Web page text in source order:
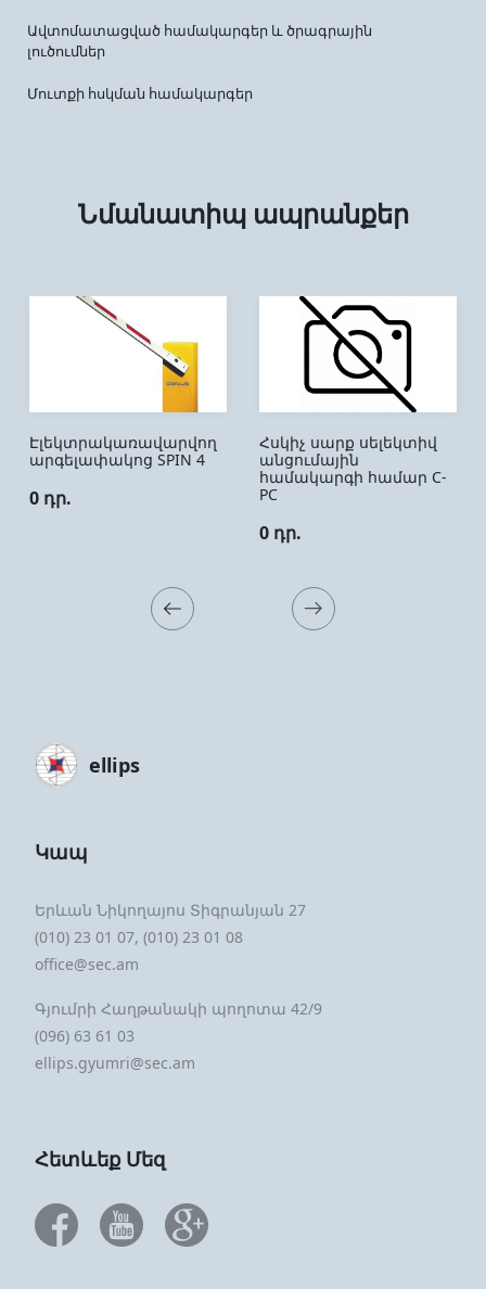
Ավտոմատացված համակարգեր և ծրագրային
լուծումներ
Մուտքի հսկման համակարգեր
Նմանատիպ ապրանքեր
Էլեկտրակառավարվող
արգելափակոց SPIN 4
0 դր.
Հսկիչ սարք սելեկտիվ
անցումային
համակարգի համար C-
PC
0 դր.
ellips
Կապ
Երևան Նիկողայոս Տիգրանյան 27
(010) 23 01 07, (010) 23 01 08
office@sec.am
Գյումրի Հաղթանակի պողոտա 42/9
(096) 63 61 03
ellips.gyumri@sec.am
Հետևեք Մեզ